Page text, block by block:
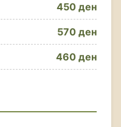
450 ден
570 ден
460 ден